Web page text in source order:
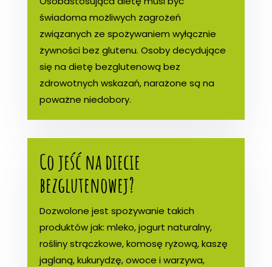
świadoma możliwych zagrożeń
związanych ze spożywaniem wyłącznie
żywności bez glutenu. Osoby decydujące
się na dietę bezglutenową bez
zdrowotnych wskazań, narażone są na
poważne niedobory.
Co jeść na diecie
bezglutenowej?
Dozwolone jest spożywanie takich
produktów jak: mleko, jogurt naturalny,
rośliny strączkowe, komosę ryżową, kaszę
jaglaną, kukurydzę, owoce i warzywa,